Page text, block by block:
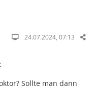
24.07.2024, 07:13
Sollte man dann